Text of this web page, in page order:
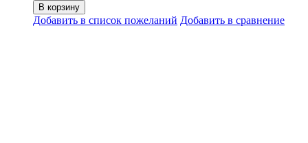
В корзину
Добавить в список пожеланий Добавить в сравнение